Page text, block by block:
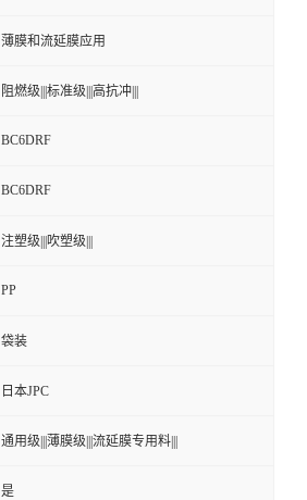
薄膜和流延膜应用
阻燃级|||标准级|||高抗冲|||
BC6DRF
BC6DRF
注塑级|||吹塑级|||
PP
袋装
日本JPC
通用级|||薄膜级|||流延膜专用料|||
是